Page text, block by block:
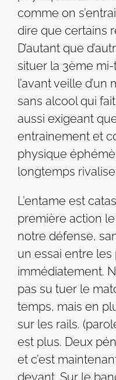
comme on
dire que certains
D’autant que
situer la 3ème
l’avant veille
sans alcool qui
aussi exigeant
entrainement et
physique
longtemps
L’entame est
première action
notre défense,
un essai entre
immédiatement.
pas su tuer le
temps, mais en
sur les rails.
est plus. Deux
et c’est